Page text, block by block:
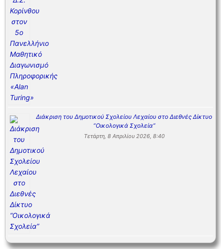
Διάκριση του Δημοτικού Σχολείου Λεχαίου στο Διεθνές Δίκτυο
“Οικολογικά Σχολεία”
Τετάρτη, 8 Απριλίου 2026, 8:40